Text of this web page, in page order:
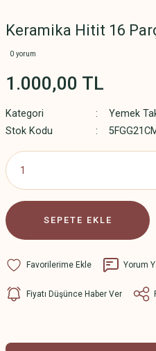
Keramika Hitit 16
0 yorum
1.000,00 TL
Kategori
Yemek
Stok Kodu
SEPETE EKLE
Yorum
Fiyatı Düşünce Haber Ver